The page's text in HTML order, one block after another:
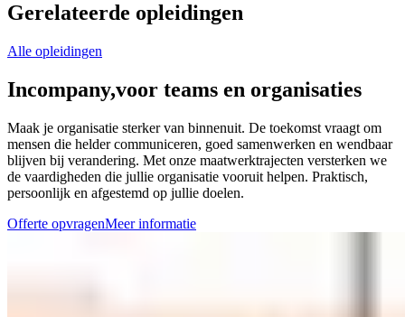
Gerelateerde opleidingen
Alle opleidingen
Incompany,voor teams en organisaties
Maak je organisatie sterker van binnenuit. De toekomst vraagt om
mensen die helder communiceren, goed samenwerken en wendbaar
blijven bij verandering. Met onze maatwerktrajecten versterken we
de vaardigheden die jullie organisatie vooruit helpen. Praktisch,
persoonlijk en afgestemd op jullie doelen.
Offerte opvragenMeer informatie